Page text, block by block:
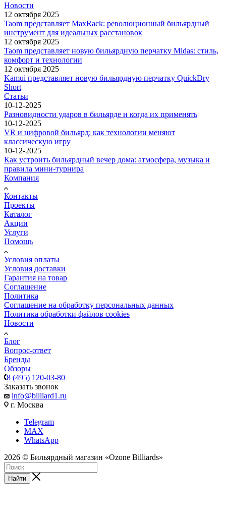
Новости
12 октября 2025
Taom представляет MaxRack: революционный бильярдный
инструмент для идеальных расстановок
12 октября 2025
Taom представляет новую бильярдную перчатку Midas: стиль,
комфорт и технологии
12 октября 2025
Kamui представляет новую бильярдную перчатку QuickDry
Short
Статьи
10-12-2025
Разновидности ударов в бильярде и когда их применять
10-12-2025
VR и цифровой бильярд: как технологии меняют
классическую игру
10-12-2025
Как устроить бильярдный вечер дома: атмосфера, музыка и
правила мини-турнира
Компания
Контакты
Проекты
Каталог
Акции
Услуги
Помощь
Условия оплаты
Условия доставки
Гарантия на товар
Соглашение
Политика
Соглашение на обработку персональных данных
Политика обработки файлов cookies
Новости
Блог
Вопрос-ответ
Бренды
Обзоры
8 (495) 120-03-80
Заказать звонок
info@billiard1.ru
г. Москва
Telegram
MAX
WhatsApp
2026 © Бильярдный магазин «Ozone Billiards»
Найти